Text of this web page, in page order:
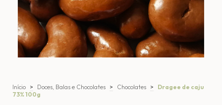
Início > Doces, Balas e Chocolates > Chocolates >
Dragee de caju
73% 100g